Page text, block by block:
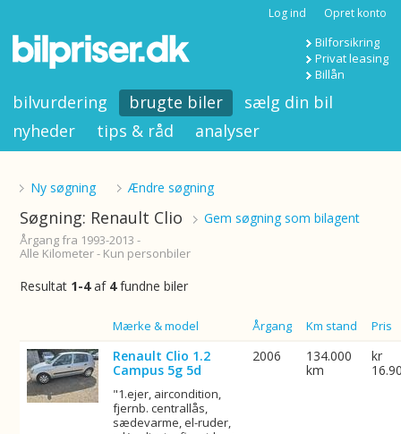
Log ind Opret konto
Bilforsikring
Privat leasing
Billån
bilvurdering brugte biler
sælg din bil
nyheder
tips & råd analyser
Ny søgning Ændre søgning
Søgning: Renault Clio Gem søgning som bilagent
Årgang fra 1993-2013 -
Alle Kilometer - Kun personbiler
Resultat 1-4af 4fundne biler
Mærke & model Årgang Km stand Pris
Renault Clio 1.2
Campus 5g 5d
"1.ejer, aircondition,
fjernb. centrallås,
sædevarme, el-ruder,
2006
134.000
km
kr